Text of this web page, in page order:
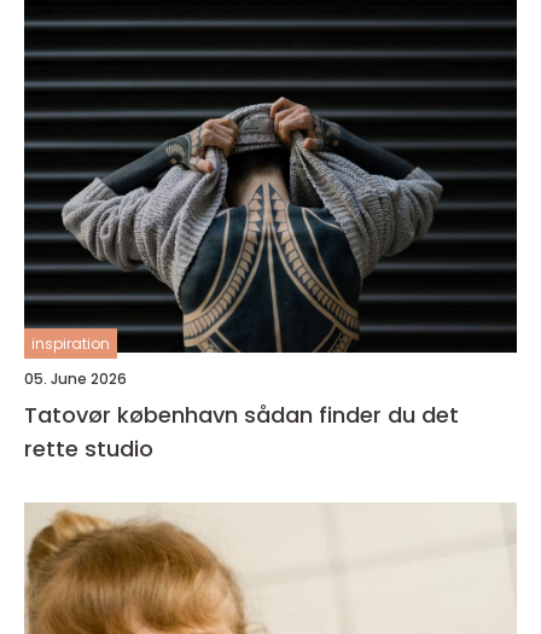
inspiration
05. June 2026
Tatovør københavn sådan finder du det
rette studio